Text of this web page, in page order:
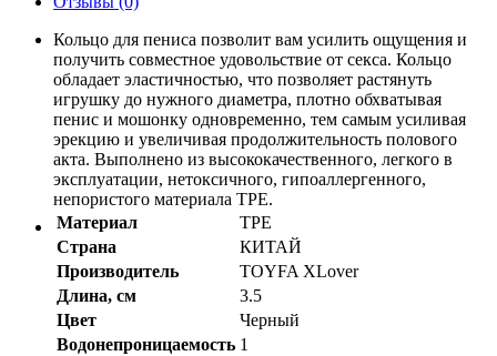
Кольцо для пениса позволит вам усилить ощущения и
получить совместное удовольствие от секса. Кольцо
обладает эластичностью, что позволяет растянуть
игрушку до нужного диаметра, плотно обхватывая
пенис и мошонку одновременно, тем самым усиливая
эрекцию и увеличивая продолжительность полового
акта. Выполнено из высококачественного, легкого в
эксплуатации, нетоксичного, гипоаллергенного,
непористого материала TPE.
Материал
TPE
Страна
КИТАЙ
Производитель
TOYFA XLover
Длина, см
3.5
Цвет
Черный
Водонепроницаемость 1